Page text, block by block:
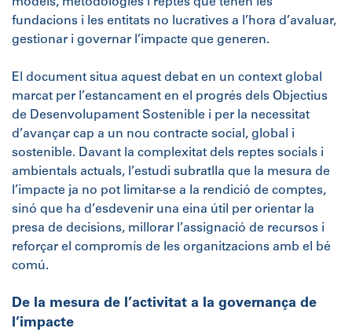
models, metodologies i reptes que tenen les
fundacions i les entitats no lucratives a l’hora d’avaluar,
gestionar i governar l’impacte que generen.
El document situa aquest debat en un context global
marcat per l’estancament en el progrés dels Objectius
de Desenvolupament Sostenible i per la necessitat
d’avançar cap a un nou contracte social, global i
sostenible. Davant la complexitat dels reptes socials i
ambientals actuals, l’estudi subratlla que la mesura de
l’impacte ja no pot limitar-se a la rendició de comptes,
sinó que ha d’esdevenir una eina útil per orientar la
presa de decisions, millorar l’assignació de recursos i
reforçar el compromís de les organitzacions amb el bé
comú.
De la mesura de l’activitat a la governança de
l’impacte